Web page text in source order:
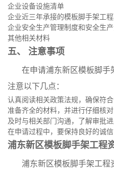
企业设备设施清单
企业近三年承接的模板脚手架工
企业安全生产管理制度和安全生产
其他相关材料
五、 注意事项
在申请浦东新区模板脚手
注意以下几点：
认真阅读相关政策法规，确保符合
准备齐全的材料，并进行仔细核对
及时与相关部门沟通，了解审批进
在申请过程中，要保持良好的诚信
浦东新区模板脚手架工程
浦东新区模板脚手架工程